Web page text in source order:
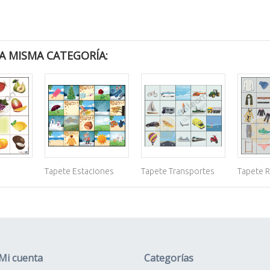
MISMA CATEGORÍA:
Tapete Estaciones Tapete Transportes Tapete
cuenta Categorías